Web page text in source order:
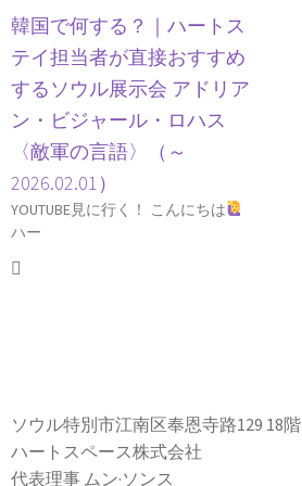
韓国で何する？｜ハートス
テイ担当者が直接おすすめ
するソウル展示会 アドリア
ン・ビジャール・ロハス
〈敵軍の言語〉（～
2026.02.01）
YOUTUBE見に行く！ こんにちは
ハー
ソウル特別市江南区奉恩寺路129 18階
ハートスペース株式会社
代表理事 ムン·ソンス